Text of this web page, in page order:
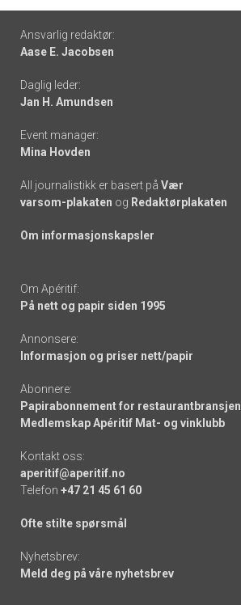
Footer
-
links
Ansvarlig redaktør:
Aase E. Jacobsen
Daglig leder:
Jan H. Amundsen
Event manager:
Mina Hovden
All journalistikk er basert på Vær
varsom-plakaten og Redaktørplakaten
Om informasjonskapsler
Om Apéritif:
På nett og papir siden 1995
Annonsere:
Informasjon og priser nett/papir
Abonnere:
Papirabonnement for restaurantbransjen
Medlemskap Apéritif Mat- og vinklubb
Kontakt oss:
aperitif@aperitif.no
Telefon +47 21 45 61 60
Ofte stilte spørsmål
Nyhetsbrev:
Meld deg på våre nyhetsbrev